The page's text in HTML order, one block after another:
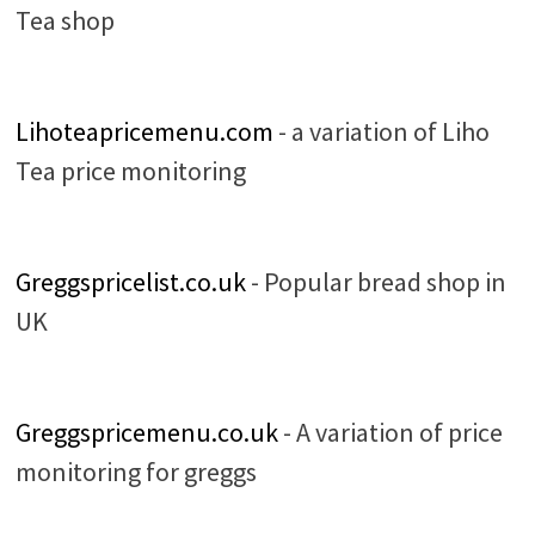
Tea shop
Lihoteapricemenu.com - a variation of Liho
Tea price monitoring
Greggspricelist.co.uk- Popular bread shop in
UK
Greggspricemenu.co.uk- A variation of price
monitoring for greggs